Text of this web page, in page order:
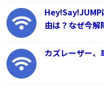
Hey!Say!JUMP
由は？なぜ今
カズレーザー